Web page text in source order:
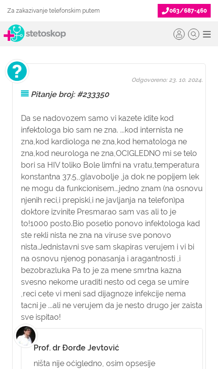
Za zakazivanje telefonskim putem 063/687-460
Pitanje broj: #233350
Da se nadovozem samo vi kazete idite kod
infektologa bio sam ne zna. ...kod internista ne
zna,kod kardiologa ne zna,kod hematologa ne
zna,kod neurologa ne zna,OCIGLEDNO mi se telo
bori sa HIV toliko Bole limfni na vratu,temperatura
konstantna 37.5,,glavobolje ,ja dok ne popijem lek
ne mogu da funkcionisem...jedno znam (na osnovu
njenih reci,i prepiski,i ne javljanja na telefon)pa
doktore izvinite Presmarao sam vas ali to je
to!1000 posto.Bio posetio ponovo infektologa kad
ste rekli nista ne zna na viruse sve ponovo
nista.Jednistavni sve sam skapiras verujem i vi bi
na osnovu njenog ponasanja i aragantnosti ,i
bezobrazluka Pa to je za mene smrtna kazna
svesno nekome uraditi nesto od cega se umire
,reci cete vi meni sad dijagnoze infekcije nema
tacni je ...ali ne verujem da je nesto drugo jer zaista
sve ispitao!
Odgovoreno: 23. 10. 2024.
Prof. dr Đorđe Jevtović
ništa nije oćigledno, osim opsesije